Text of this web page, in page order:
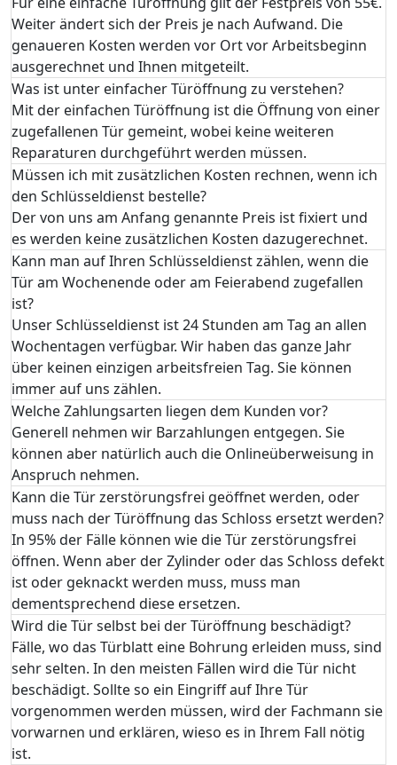
Weiter ändert sich der Preis je nach Aufwand. Die
genaueren Kosten werden vor Ort vor Arbeitsbeginn
ausgerechnet und Ihnen mitgeteilt.
Was ist unter einfacher Türöffnung zu verstehen?
Mit der einfachen Türöffnung ist die Öffnung von einer
zugefallenen Tür gemeint, wobei keine weiteren
Reparaturen durchgeführt werden müssen.
Müssen ich mit zusätzlichen Kosten rechnen, wenn ich
den Schlüsseldienst bestelle?
Der von uns am Anfang genannte Preis ist fixiert und
es werden keine zusätzlichen Kosten dazugerechnet.
Kann man auf Ihren Schlüsseldienst zählen, wenn die
Tür am Wochenende oder am Feierabend zugefallen
ist?
Unser Schlüsseldienst ist 24 Stunden am Tag an allen
Wochentagen verfügbar. Wir haben das ganze Jahr
über keinen einzigen arbeitsfreien Tag. Sie können
immer auf uns zählen.
Welche Zahlungsarten liegen dem Kunden vor?
Generell nehmen wir Barzahlungen entgegen. Sie
können aber natürlich auch die Onlineüberweisung in
Anspruch nehmen.
Kann die Tür zerstörungsfrei geöffnet werden, oder
muss nach der Türöffnung das Schloss ersetzt werden?
In 95% der Fälle können wie die Tür zerstörungsfrei
öffnen. Wenn aber der Zylinder oder das Schloss defekt
ist oder geknackt werden muss, muss man
dementsprechend diese ersetzen.
Wird die Tür selbst bei der Türöffnung beschädigt?
Fälle, wo das Türblatt eine Bohrung erleiden muss, sind
sehr selten. In den meisten Fällen wird die Tür nicht
beschädigt. Sollte so ein Eingriff auf Ihre Tür
vorgenommen werden müssen, wird der Fachmann sie
vorwarnen und erklären, wieso es in Ihrem Fall nötig
ist.